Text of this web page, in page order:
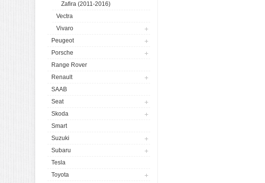
Zafira (2011-2016)
Vectra
Vivaro
Peugeot
Porsche
Range Rover
Renault
SAAB
Seat
Skoda
Smart
Suzuki
Subaru
Tesla
Toyota